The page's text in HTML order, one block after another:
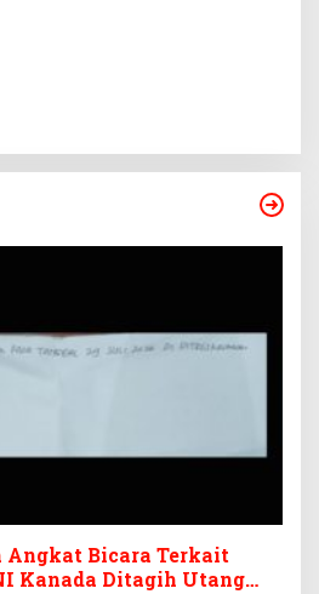
Angkat Bicara Terkait
Kanada Ditagih Utang